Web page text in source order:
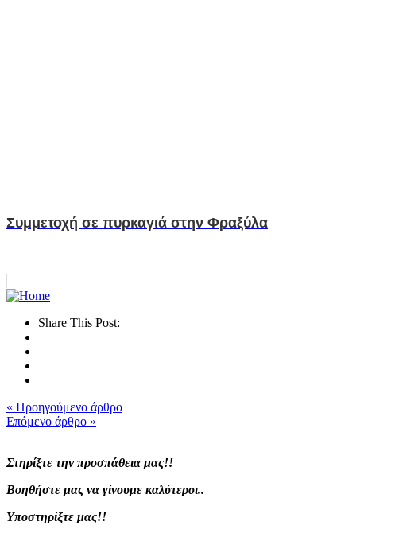
Συμμετοχή σε πυρκαγιά στην Φραξύλα
Share This Post:
« Προηγούμενο άρθρο
Επόμενο άρθρο »
Στηρίξτε την προσπάθεια μας!!
Βοηθήστε μας να γίνουμε καλύτεροι..
Υποστηρίξτε μας!!